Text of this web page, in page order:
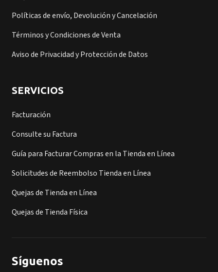
Políticas de envío, Devolución y Cancelación
Términos y Condiciones de Venta
Aviso de Privacidad y Protección de Datos
SERVICIOS
Facturación
Consulte su Factura
Guía para Facturar Compras en la Tienda en Línea
Solicitudes de Reembolso Tienda en Línea
Quejas de Tienda en Línea
Quejas de Tienda Física
Síguenos